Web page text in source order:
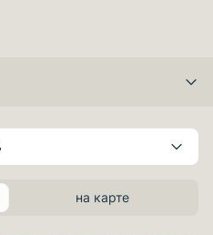
на карте